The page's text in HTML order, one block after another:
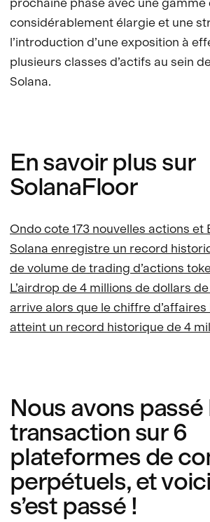
considérablement élargie et une
l’introduction d’une exposition à
plusieurs classes d’actifs au sein
Solana.
En savoir plus sur
SolanaFloor
Ondo cote 173 nouvelles actions et
Solana enregistre un record
de volume de trading d’actions
L’airdrop de 4 millions de dollars
arrive alors que le chiffre
atteint un record historique de 4
Nous avons
transaction sur 6
plateformes de
perpétuels, et
s’est passé !